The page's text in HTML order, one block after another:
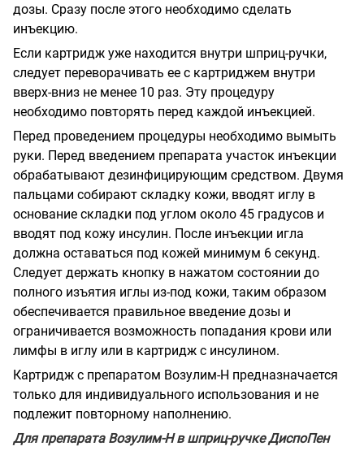
дозы. Сразу после этого необходимо сделать
инъекцию.
Если картридж уже находится внутри шприц-ручки,
следует переворачивать ее с картриджем внутри
вверх-вниз не менее 10 раз. Эту процедуру
необходимо повторять перед каждой инъекцией.
Перед проведением процедуры необходимо вымыть
руки. Перед введением препарата участок инъекции
обрабатывают дезинфицирующим средством. Двумя
пальцами собирают складку кожи, вводят иглу в
основание складки под углом около 45 градусов и
вводят под кожу инсулин. После инъекции игла
должна оставаться под кожей минимум 6 секунд.
Следует держать кнопку в нажатом состоянии до
полного изъятия иглы из-под кожи, таким образом
обеспечивается правильное введение дозы и
ограничивается возможность попадания крови или
лимфы в иглу или в картридж с инсулином.
Картридж с препаратом Возулим-Н предназначается
только для индивидуального использования и не
подлежит повторному наполнению.
Для препарата Возулим-Н в шприц-ручке ДиспоПен